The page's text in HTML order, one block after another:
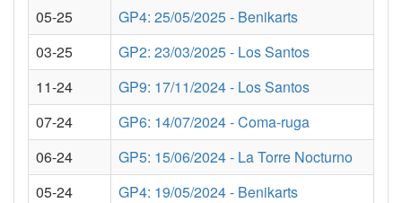
05-25
GP4: 25/05/2025 - Benikarts
03-25
GP2: 23/03/2025 - Los Santos
11-24
GP9: 17/11/2024 - Los Santos
07-24
GP6: 14/07/2024 - Coma-ruga
06-24
GP5: 15/06/2024 - La Torre Nocturno
05-24
GP4: 19/05/2024 - Benikarts